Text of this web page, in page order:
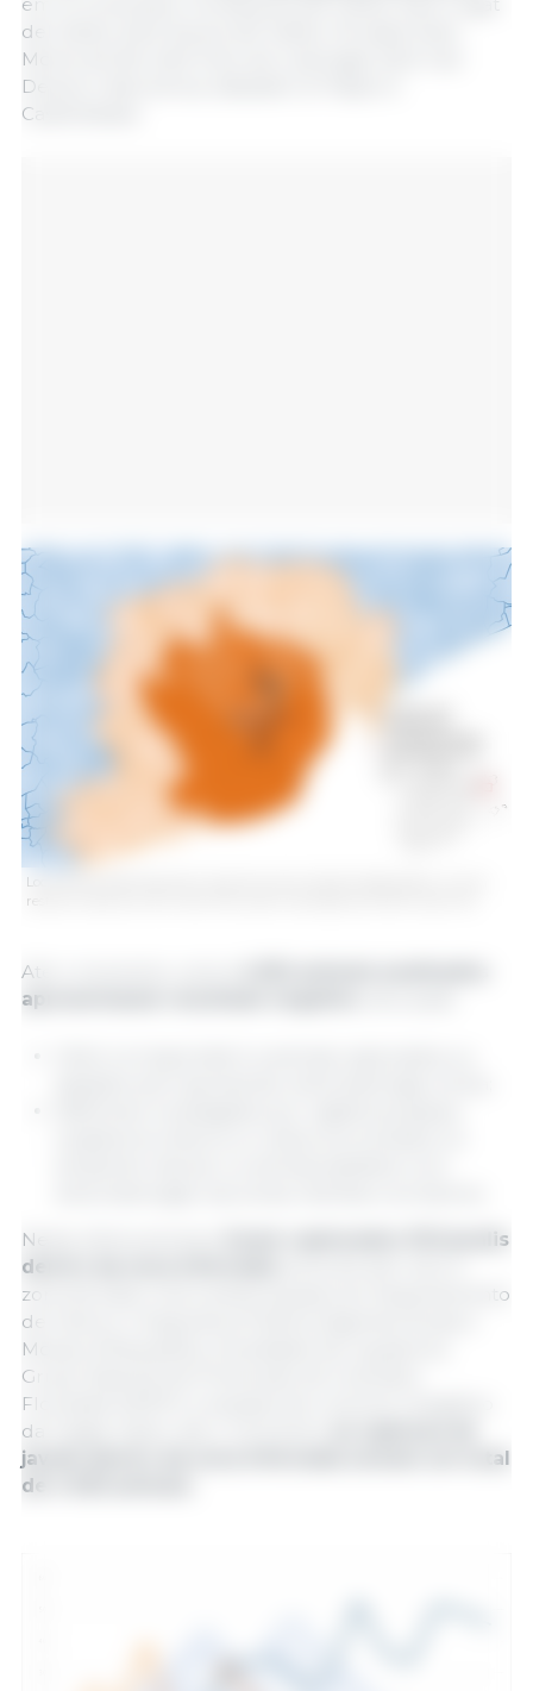
del Vallès, Sant Quirze del Vallès, Terrassa, Rubí,
Molins de Rei, Sant Feliu de Llobregat, Sant Just
Desvern, Barcelona, Sabadell, El Papiol e
Castellbisbal.
Localização detalhada dos casos de javalis silvestres detectados na zona
restrita II (semana 19). Fonte: 333 a partir de dados do MAPA e dos SVO.
Até o momento, outros
apresentaram resultado negativo
Nesta última semana,
foram capturados 322 javalis
dentro da zona infectada
zona de baixo risco) pelas equipes do Departamento
de Interior e Segurança Pública (Agentes Rurais e
Mossos d'Esquadra), sociedades de caçadores,
Grupo Especial de Prevenção de Incêndios
Florestais (GEPIF) e equipes de controle cinegético
da Tragsa. Assim, até o momento,
javalis dentro da zona infectada somam um total
de 4.925 animais.